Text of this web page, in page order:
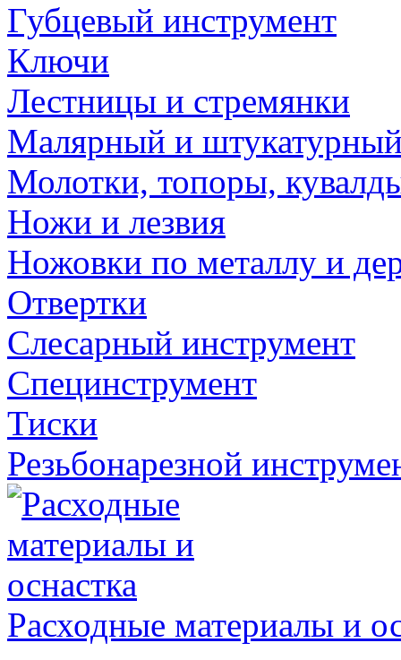
Губцевый инструмент
Ключи
Лестницы и стремянки
Малярный и
Молотки, топоры,
Ножи и лезвия
Ножовки по металлу и
Отвертки
Слесарный инструмент
Специнструмент
Тиски
Резьбонарезной
Расходные материалы и